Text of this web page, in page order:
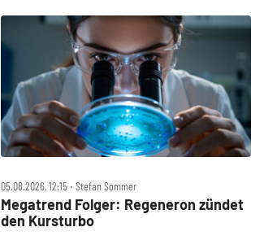
05.08.2026, 12:15 ‧ Stefan Sommer
Megatrend Folger: Regeneron zündet
den Kursturbo